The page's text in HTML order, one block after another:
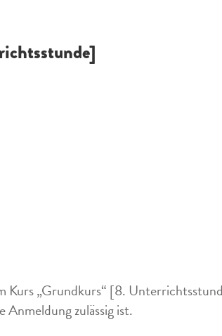
Kurs „Grundkurs“ [8.
Anmeldung zulässig ist.